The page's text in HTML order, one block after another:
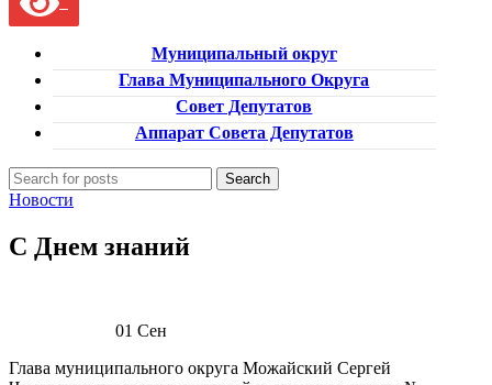
Муниципальный округ
Глава Муниципального Округа
Совет Депутатов
Аппарат Совета Депутатов
Search
Новости
С Днем знаний
01Сен
Глава муниципального округа Можайский Сергей